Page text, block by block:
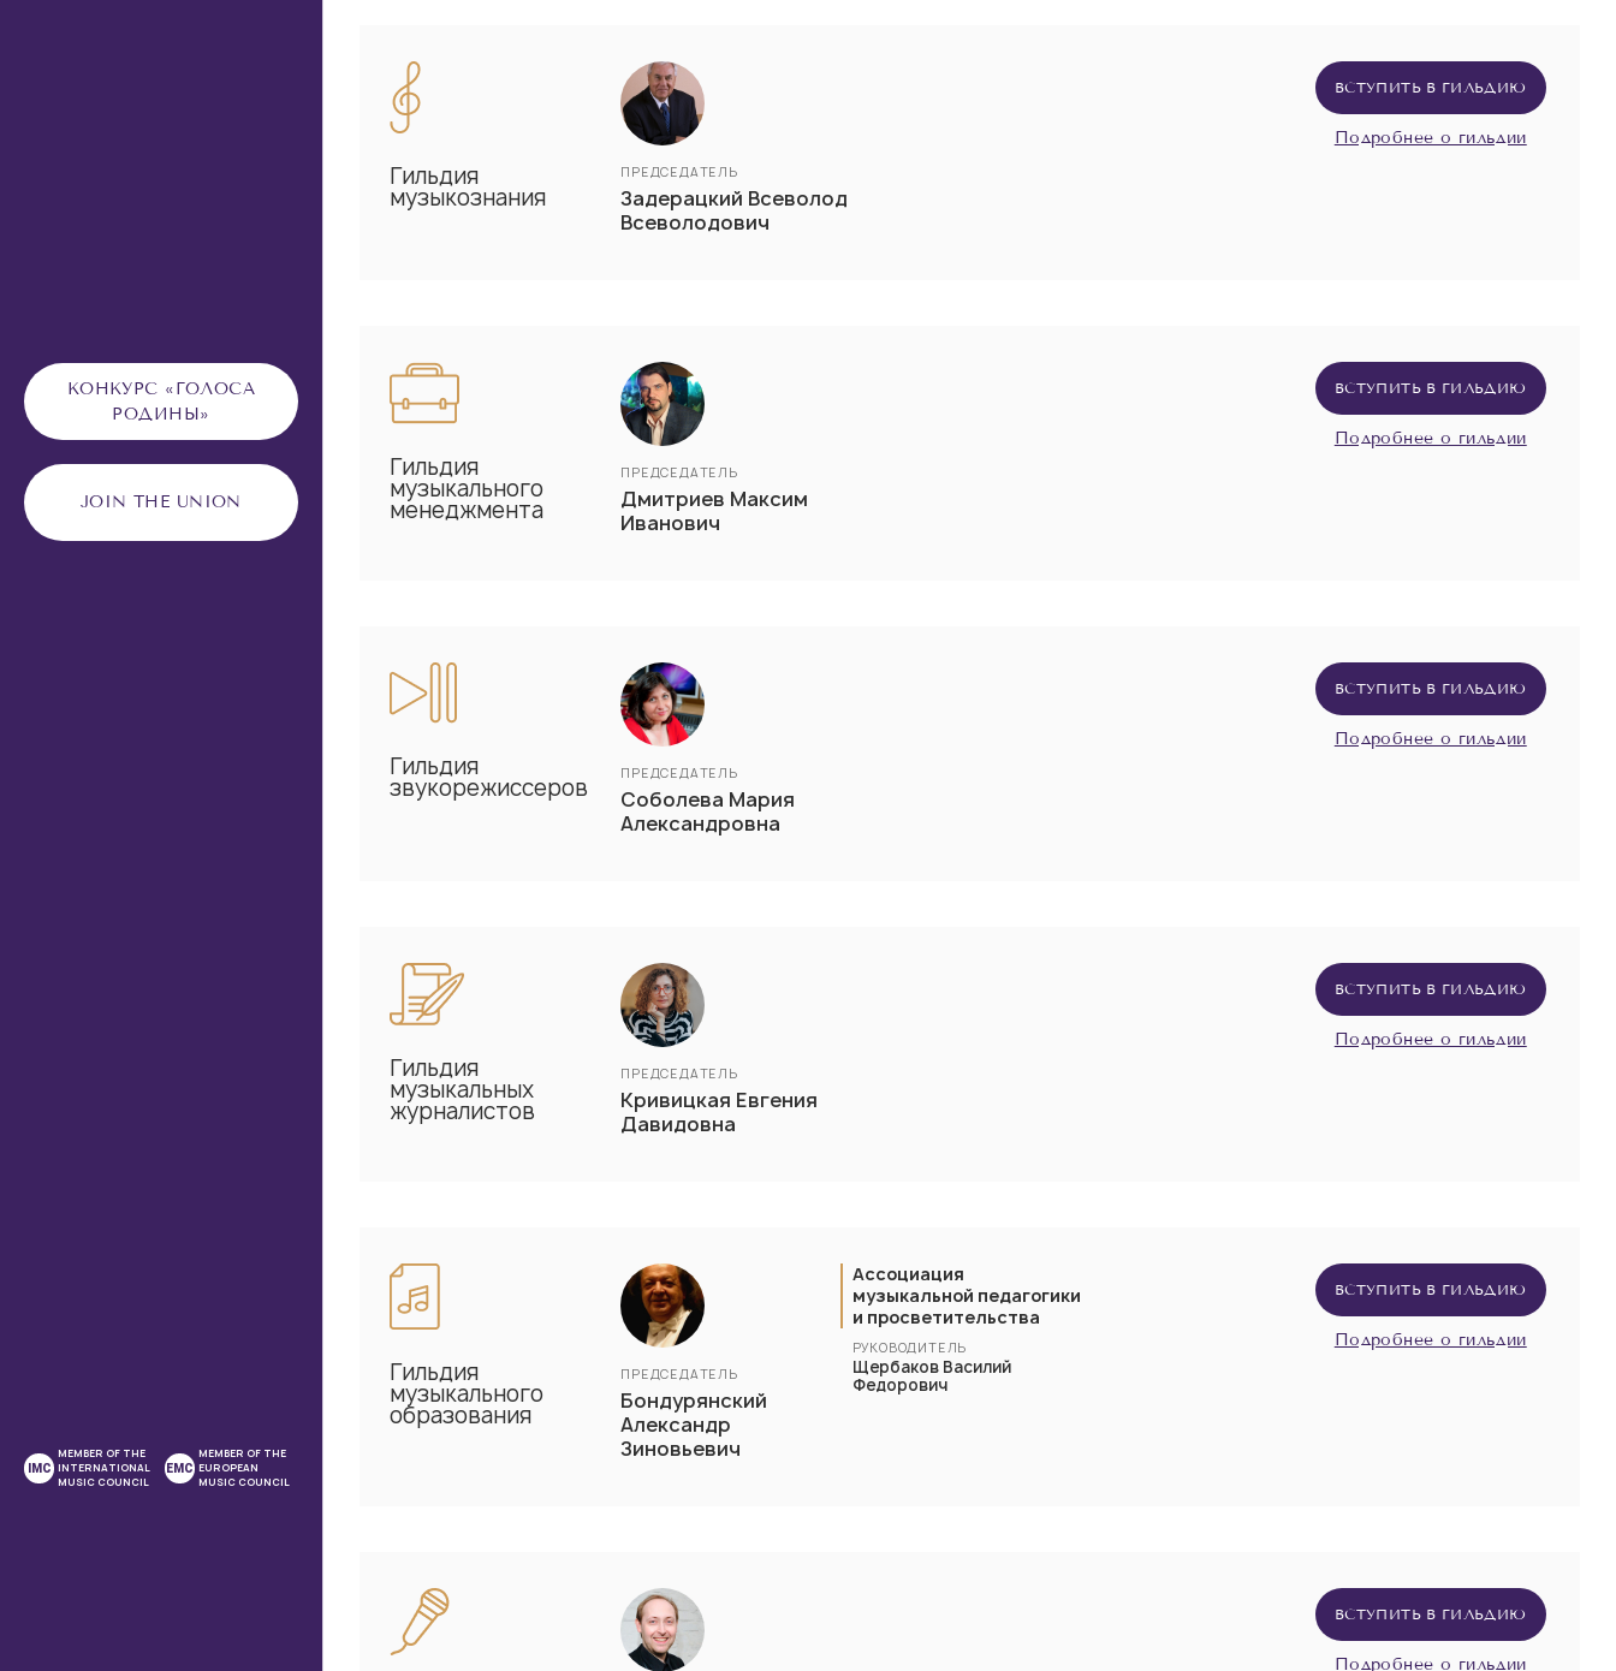
КОНКУРС «ГОЛОСА
РОДИНЫ»
JOIN THE UNION
IMC
MEMBER OF THE
INTERNATIONAL
MUSIC COUNCIL
EMC
MEMBER OF THE
EUROPEAN
MUSIC COUNCIL
Гильдия
музыкознания
ПРЕДСЕДАТЕЛЬ
Задерацкий Всеволод
Всеволодович
ВСТУПИТЬ В ГИЛЬДИЮ
Подробнее о гильдии
Гильдия
музыкального
менеджмента
ПРЕДСЕДАТЕЛЬ
Дмитриев Максим
Иванович
ВСТУПИТЬ В ГИЛЬДИЮ
Подробнее о гильдии
Гильдия
звукорежиссеров ПРЕДСЕДАТЕЛЬ
Соболева Мария
Александровна
ВСТУПИТЬ В ГИЛЬДИЮ
Подробнее о гильдии
Гильдия
музыкальных
журналистов
ПРЕДСЕДАТЕЛЬ
Кривицкая Евгения
Давидовна
ВСТУПИТЬ В ГИЛЬДИЮ
Подробнее о гильдии
Гильдия
музыкального
образования
ПРЕДСЕДАТЕЛЬ
Бондурянский
Александр
Зиновьевич
Ассоциация
музыкальной педагогики
и просветительства
РУКОВОДИТЕЛЬ
Щербаков Василий
Федорович
ВСТУПИТЬ В ГИЛЬДИЮ
Подробнее о гильдии
ВСТУПИТЬ В ГИЛЬДИЮ
Подробнее о гильдии